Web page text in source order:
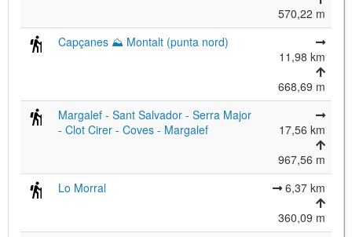
570,22 m
Capçanes ⛰ Montalt (punta nord)
11,98 km
668,69 m
Margalef - Sant Salvador - Serra Major
- Clot Cirer - Coves - Margalef
17,56 km
967,56 m
Lo Morral
6,37 km
360,09 m